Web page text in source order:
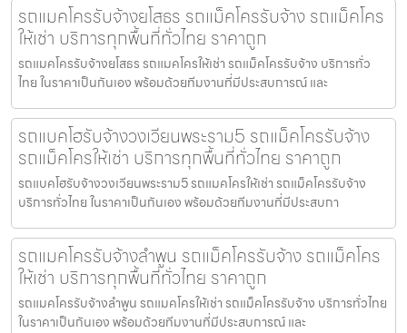
รถแมคโครรับจ้างยโสธร รถแม็คโครรับจ้าง รถแม็คโคร
ให้เช่า บริการทุกพื้นที่ทั่วไทย ราคาถูก
รถแมคโครรับจ้างยโสธร รถแมคโครให้เช่า รถแม็คโครรับจ้าง บริการทั่ว
ไทย ในราคาเป็นกันเอง พร้อมด้วยทีมงานที่มีประสบการณ์ และ
รถแบคโฮรับจ้างวงเวียนพระราม5 รถแม็คโครรับจ้าง
รถแม็คโครให้เช่า บริการทุกพื้นที่ทั่วไทย ราคาถูก
รถแบคโฮรับจ้างวงเวียนพระราม5 รถแมคโครให้เช่า รถแม็คโครรับจ้าง
บริการทั่วไทย ในราคาเป็นกันเอง พร้อมด้วยทีมงานที่มีประสบกา
รถแมคโครรับจ้างลำพูน รถแม็คโครรับจ้าง รถแม็คโคร
ให้เช่า บริการทุกพื้นที่ทั่วไทย ราคาถูก
รถแมคโครรับจ้างลำพูน รถแมคโครให้เช่า รถแม็คโครรับจ้าง บริการทั่วไทย
ในราคาเป็นกันเอง พร้อมด้วยทีมงานที่มีประสบการณ์ และ